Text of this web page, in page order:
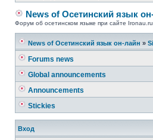
News of Осетинский язык
Форум об осетинском языке при сайте Ironau.ru
News of Осетинский язык он-лайн »
Forums news
Global announcements
Announcements
Stickies
Вход